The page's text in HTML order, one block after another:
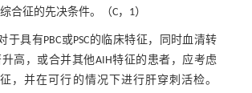
合征的先决条件。（C，1）
于具有PBC或PSC的临床特征，同时血清转
高，或合并其他AIH特征的患者，应考虑
，并在可行的情况下进行肝穿刺活检。